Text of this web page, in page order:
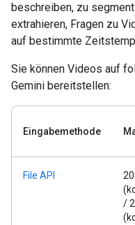
beschreiben, zu
extrahieren, Fragen zu
auf bestimmte
Sie können Videos auf
Gemini bereitstellen:
Eingabemethode
File API
20
/